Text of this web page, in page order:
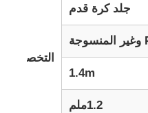
جلد كرة قدم
التخصيص
1.4m
1.2ملم